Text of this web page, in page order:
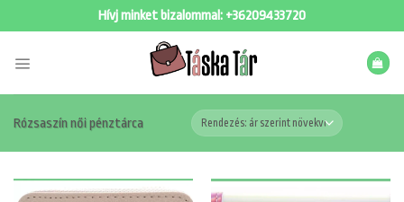
Hívj minket bizalommal: +36209433720
Rózsaszín női pénztárca